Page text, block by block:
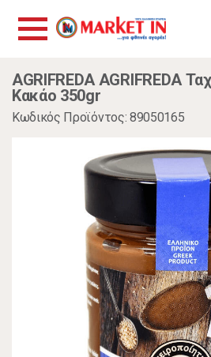
AGRIFREDA AGRIFREDA
Κακάο 350gr
Κωδικός Προϊόντος: 89050165